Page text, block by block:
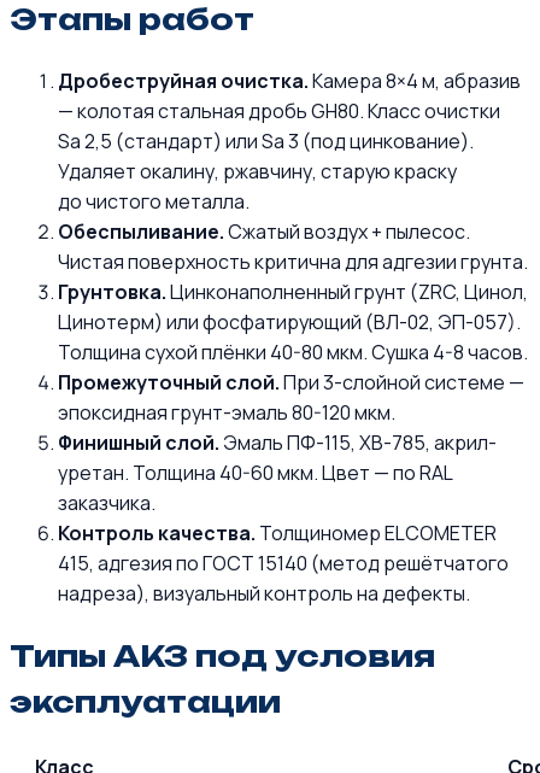
Этапы работ
Дробеструйная очистка.Камера 8×4 м, абразив
— колотая стальная дробь GH80. Класс очистки
Sa 2,5 (стандарт) или Sa 3 (под цинкование).
Удаляет окалину, ржавчину, старую краску
до чистого металла.
Обеспыливание.Сжатый воздух + пылесос.
Чистая поверхность критична для адгезии грунта.
Грунтовка.Цинконаполненный грунт (ZRC, Цинол,
Цинотерм) или фосфатирующий (ВЛ-02, ЭП-057).
Толщина сухой плёнки 40-80 мкм. Сушка 4-8 часов.
Промежуточный слой.При 3-слойной системе —
эпоксидная грунт-эмаль 80-120 мкм.
Финишный слой. Эмаль ПФ-115, ХВ-785, акрил-
уретан. Толщина 40-60 мкм. Цвет — по RAL
заказчика.
Контроль качества. Толщиномер ELCOMETER
415, адгезия по ГОСТ 15140 (метод решётчатого
надреза), визуальный контроль на дефекты.
Типы АКЗ под условия
эксплуатации
Класс